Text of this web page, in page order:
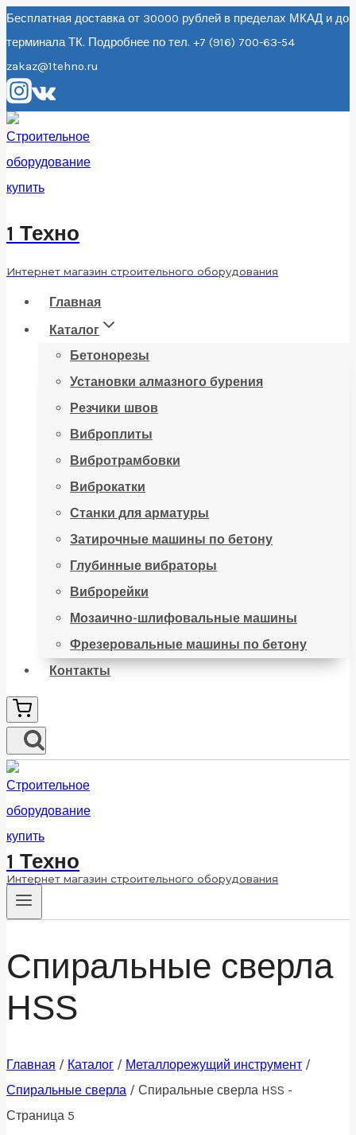
Перейти
к
содержанию
Бесплатная доставка от 30000 рублей в пределах МКАД и до
терминала ТК. Подробнее по тел. +7 (916) 700-63-54
zakaz@1tehno.ru
1 Техно
Интернет магазин строительного оборудования
Главная
Каталог
Бетонорезы
Установки алмазного бурения
Резчики швов
Виброплиты
Вибротрамбовки
Виброкатки
Станки для арматуры
Затирочные машины по бетону
Глубинные вибраторы
Виброрейки
Мозаично-шлифовальные машины
Фрезеровальные машины по бетону
Контакты
1 Техно
Интернет магазин строительного оборудования
Спиральные сверла
HSS
Главная / Каталог / Металлорежущий инструмент /
Спиральные сверла / Спиральные сверла HSS -
Страница 5